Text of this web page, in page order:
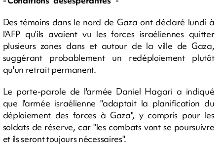
Des témoins dans le nord de Gaza ont déclaré lundi à
l'AFP qu'ils avaient vu les forces israéliennes quitter
plusieurs zones dans et autour de la ville de Gaza,
suggérant probablement un redéploiement plutôt
qu'un retrait permanent.
Le porte-parole de l'armée Daniel Hagari a indiqué
que l'armée israélienne "adaptait la planification du
déploiement des forces à Gaza", y compris pour les
soldats de réserve, car "les combats vont se poursuivre
et ils seront toujours nécessaires".